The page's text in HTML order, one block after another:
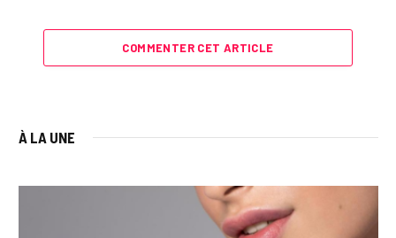
COMMENTER CET ARTICLE
À LA UNE